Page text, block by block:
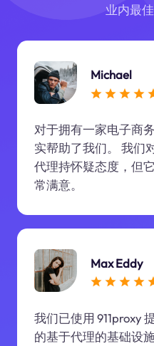
业内最
Michael
对于拥有一家电子商
实帮助了我们。 我们
代理持怀疑态度，但
常满意。
Max Eddy
我们已使用 911proxy
的基于代理的基础设